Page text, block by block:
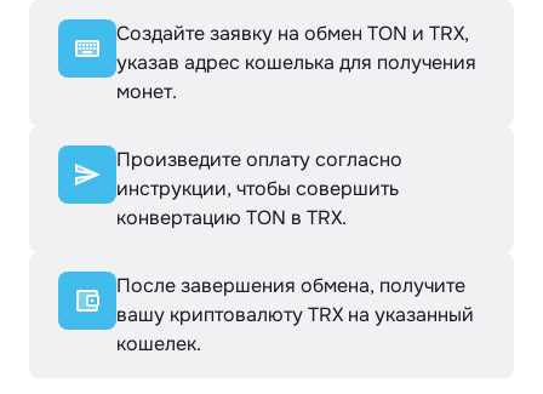
Создайте заявку на обмен TON и TRX,
указав адрес кошелька для получения
монет.
Произведите оплату согласно
инструкции, чтобы совершить
конвертацию TON в TRX.
После завершения обмена, получите
вашу криптовалюту TRX на указанный
кошелек.